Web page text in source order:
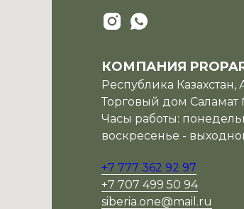
КОМПАНИЯ
Республика
Торговый дом Саламат
Часы работы:
воскресенье -
+7 777 362 92 97
+7 707 499 50 94
siberia.one@mail.ru